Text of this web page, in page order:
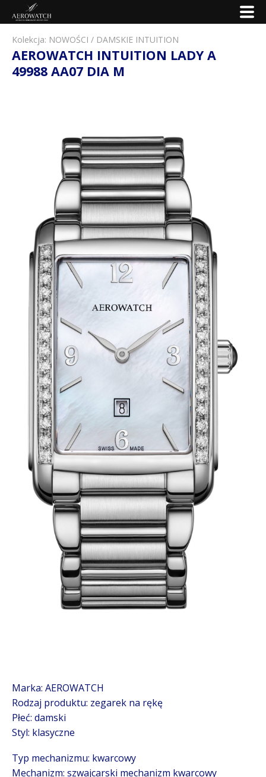
Kolekcja: NOWOŚCI / DAMSKIE INTUITION
AEROWATCH INTUITION LADY A
49988 AA07 DIA M
Marka: AEROWATCH
Rodzaj produktu: zegarek na rękę
Płeć: damski
Styl: klasyczne
Typ mechanizmu: kwarcowy
Mechanizm: szwajcarski mechanizm kwarcowy